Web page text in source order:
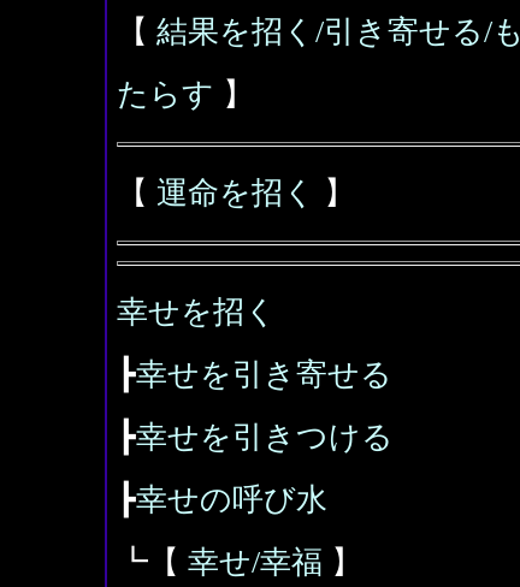
【 結果を招く/引き寄せる/も
たらす 】
【 運命を招く 】
幸せを招く
┣幸せを引き寄せる
┣幸せを引きつける
┣幸せの呼び水
┗【 幸せ/幸福 】